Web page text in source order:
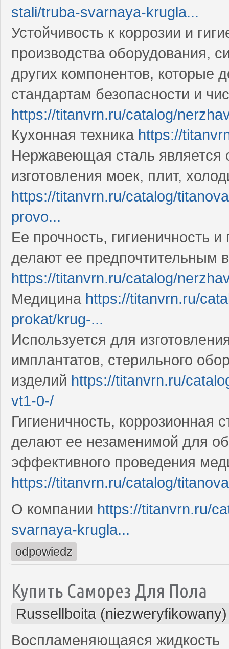
stali/truba-svarnaya-krugla...
Устойчивость к коррозии и
производства оборудования,
других компонентов, которые
стандартам безопасности и
https://titanvrn.ru/catalog/
Кухонная техника https://
Нержавеющая сталь
изготовления моек, плит,
https://titanvrn.ru/catalog/
provo...
Ее прочность, гигиеничность
делают ее предпочтительным
https://titanvrn.ru/catalog/
Медицина https://titanvrn.ru/
prokat/krug-...
Используется для
имплантатов, стерильного
изделий https://titanvrn.ru/
vt1-0-/
Гигиеничность, коррозионная
делают ее незаменимой для
эффективного проведения
https://titanvrn.ru/catalog/
О компании https://titanvrn.ru/
svarnaya-krugla...
odpowiedz
Купить Саморез Для Пола
Russellboita (niezweryfikowany)
Воспламеняющаяся жидкость